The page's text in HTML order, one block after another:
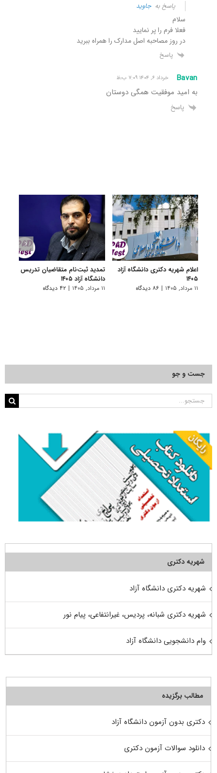
پاسخ بهجاوید
سلام
فعلا فرم را پر نمایید
در روز مصاحبه اصل مدارک را همراه ببرید
پاسخ
Bavan خرداد ۶, ۱۴۰۴ ۷:۰۹ ب٫ظ
به امید موفقیت همگی دوستان
پاسخ
اعلام شهریه دکتری دانشگاه آزاد
۱۴۰۵
۱۱ مرداد, ۱۴۰۵ | ۸۶ دیدگاه
تمدید ثبت‌نام متقاضیان تدریس
دانشگاه آزاد ۱۴۰۵
۱۱ مرداد, ۱۴۰۵ | ۴۲ دیدگاه
جست و جو
جستجو
شهریه دکتری
شهریه دکتری دانشگاه آزاد
شهریه دکتری شبانه، پردیس، غیرانتفاعی، پیام نور
وام دانشجویی دانشگاه آزاد
مطالب برگزیده
دکتری بدون آزمون دانشگاه آزاد
دانلود سوالات آزمون دکتری